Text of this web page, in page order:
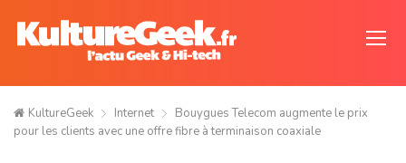
KultureGeek Internet
Bouygues Telecom augmente le prix
pour les clients avec une offre fibre à terminaison coaxiale